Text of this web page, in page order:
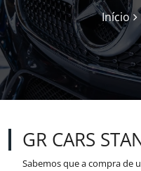
Início
GR CARS
Sabemos que a compra de